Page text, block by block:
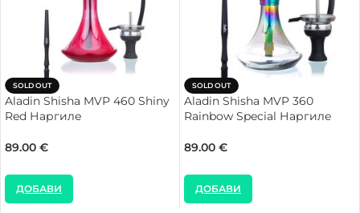
SOLD OUT
Aladin Shisha MVP 460 Shiny
Red Наргиле
89.00 €
ДОБАВИ
SOLD OUT
Aladin Shisha MVP 360
Rainbow Special Наргиле
89.00 €
ДОБАВИ